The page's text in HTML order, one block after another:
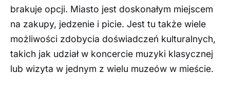
brakuje opcji. Miasto jest doskonałym miejscem
na zakupy, jedzenie i picie. Jest tu także wiele
możliwości zdobycia doświadczeń kulturalnych,
takich jak udział w koncercie muzyki klasycznej
lub wizyta w jednym z wielu muzeów w mieście.